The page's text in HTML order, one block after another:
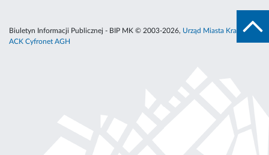
Biuletyn Informacji Publicznej - BIP MK © 2003-2026, Urząd Miasta Krakowa
ACK Cyfronet AGH